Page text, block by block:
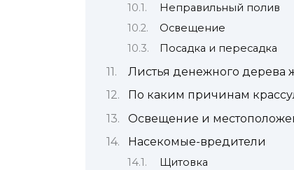
Неправильный полив
Освещение
Посадка и пересадка
Листья денежного дерева
По каким причинам
Освещение и
Насекомые-вредители
Щитовка